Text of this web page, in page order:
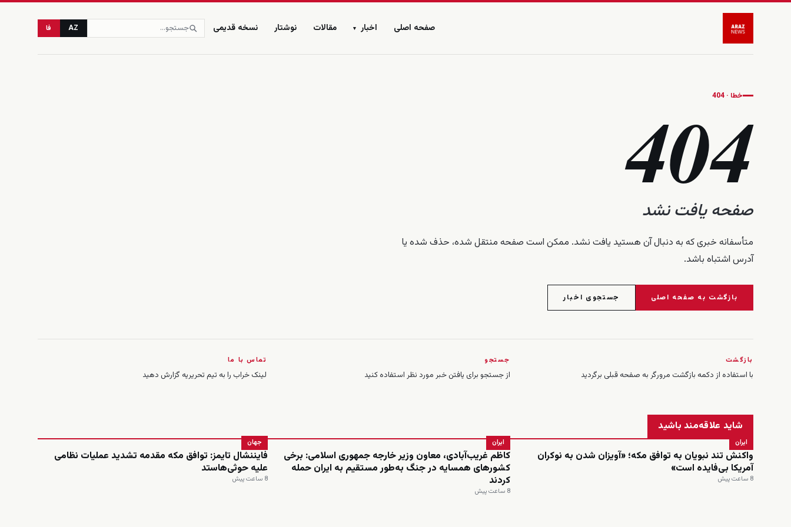
صفحه اصلی اخبار ▾ مقالات نوشتار نسخه قدیمی AZ فا
خطا · 404
404
صفحه یافت نشد
متأسفانه خبری که به دنبال آن هستید یافت نشد. ممکن است صفحه منتقل شده، حذف شده یا
آدرس اشتباه باشد.
بازگشت به صفحه اصلی جستجوی اخبار
بازگشت
با استفاده از دکمه بازگشت مرورگر به صفحه قبلی برگردید
جستجو
از جستجو برای یافتن خبر مورد نظر استفاده کنید
تماس با ما
لینک خراب را به تیم تحریریه گزارش دهید
شاید علاقه‌مند باشید
ایران
واکنش تند نبویان به توافق مکه؛ «آویزان شدن به نوکران
آمریکا بی‌فایده است»
8 ساعت پیش
ایران
کاظم غریب‌آبادی، معاون وزیر خارجه جمهوری اسلامی: برخی
کشورهای همسایه در جنگ به‌طور مستقیم به ایران حمله
کردند
8 ساعت پیش
جهان
فایننشال تایمز: توافق مکه مقدمه تشدید عملیات نظامی
علیه حوثی‌هاستد
8 ساعت پیش